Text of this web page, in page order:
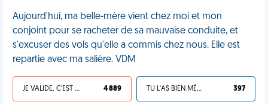
Aujourd'hui, ma belle-mère vient chez moi et mon
conjoint pour se racheter de sa mauvaise conduite, et
s'excuser des vols qu'elle a commis chez nous. Elle est
repartie avec ma salière. VDM
JE VALIDE, C'EST UNE VDM 4 889 TU L'AS BIEN MÉRITÉ 397